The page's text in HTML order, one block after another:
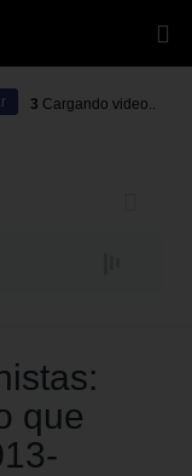
3 Cargando video..
que